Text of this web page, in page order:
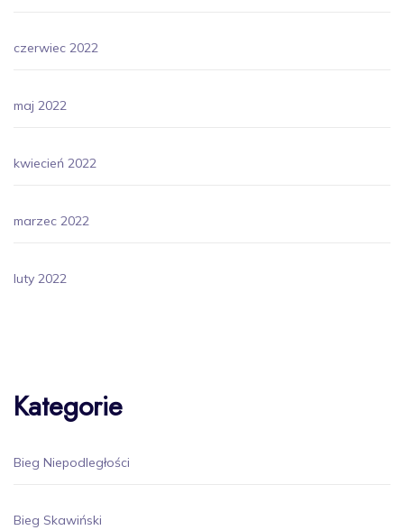
czerwiec 2022
maj 2022
kwiecień 2022
marzec 2022
luty 2022
Kategorie
Bieg Niepodległości
Bieg Skawiński